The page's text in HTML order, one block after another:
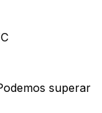
superar